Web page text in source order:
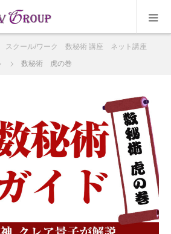
スクール/ワーク 数秘術 講座 ネット講座
数秘術 虎の巻